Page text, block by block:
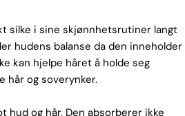
silke i sine skjønnhetsrutiner langt
hudens balanse da den inneholder
kan hjelpe håret å holde seg
hår og soverynker.
hud og hår. Den absorberer ikke